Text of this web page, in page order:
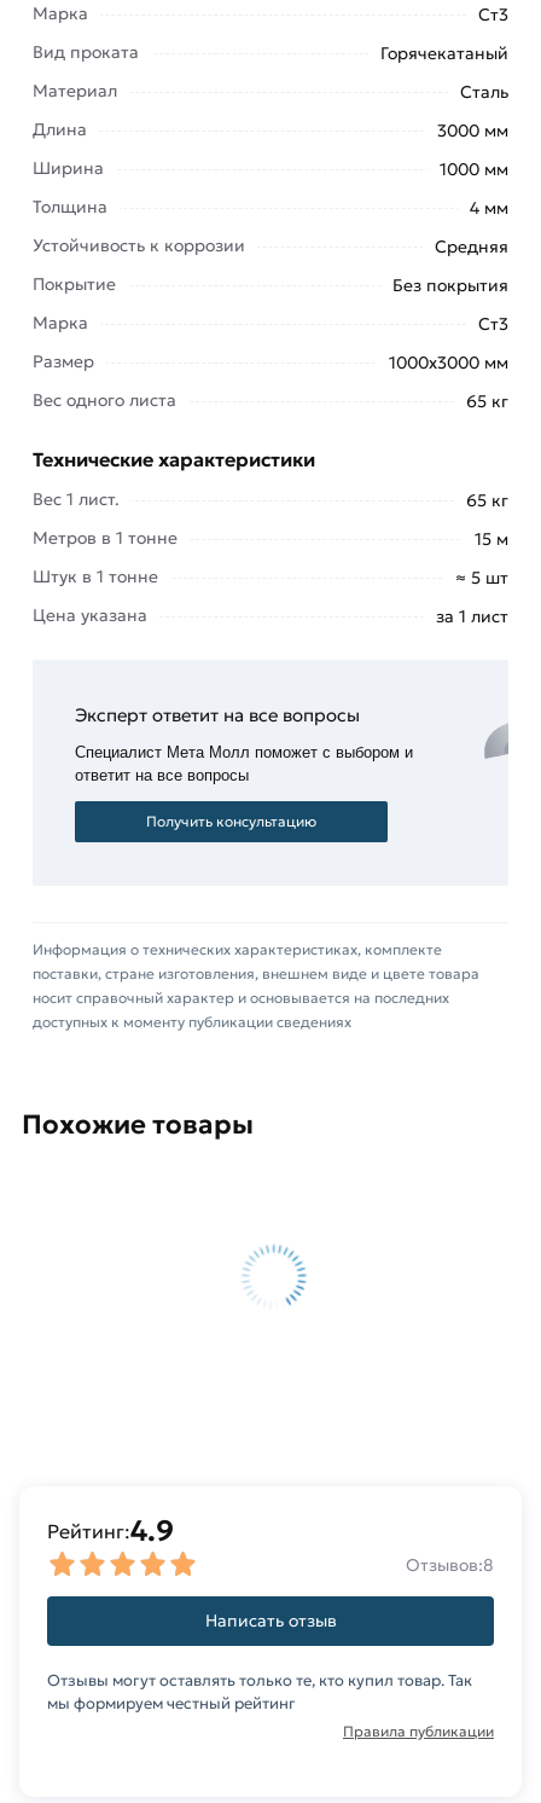
Металлический просечно-вытяжной лист
изготавливается по ГОСТу 8706 78 и тех
условиям предприятий. Материал маркируется
цифрами 4х1000х3000 (толщина заготовки,
При производстве металлоизделий
сплавов, из которых выпускаются заготовки для
нарезки листов ПВЛ: СТ3, СТ3СП, СТ3СП5, 09Г2С,
3ПС5.
Область применения материала: настилы
просечно-вытяжные; пролеты для лестниц;
вольеров. Преимуществами ПВЛ 4 мм считаются
малый вес и низкая стоимость продажи в
Вы можете получить консультацию по условиям
черного и нержавеющего металлопроката
мышкой«Добавить в корзину»
или нажмите на
кнопку«Быстрый заказ». Также можете купить
позвонив по контактам указанным на сайте.
действительны в Москве и области. Наши
профессиональные менеджеры обработают
заказ и свяжутся с Вами для согласования
сертифицирован, соответствует всем
Марка
Ст3
Вид проката
Горячекатаный
Материал
Сталь
Длина
3000 мм
Ширина
1000 мм
Толщина
4 мм
Устойчивость к коррозии
Средняя
Покрытие
Без покрытия
Марка
Ст3
Размер
1000х3000 мм
Вес одного листа
65 кг
Технические характеристики
Вес 1 лист.
65 кг
Метров в 1 тонне
15 м
Штук в 1 тонне
≈ 5 шт
Цена указана
за 1 лист
Эксперт ответит на все вопросы
Специалист Мета Молл поможет с выбором и
ответит на все вопросы
Получить консультацию
Информация о технических характеристиках, комплекте
поставки, стране изготовления, внешнем виде и цвете товара
носит справочный характер и основывается на последних
доступных к моменту публикации сведениях
Похожие товары
Рейтинг:4.9
Отзывов:8
Написать отзыв
Отзывы могут оставлять только те, кто купил товар. Так
мы формируем честный рейтинг
Правила публикации